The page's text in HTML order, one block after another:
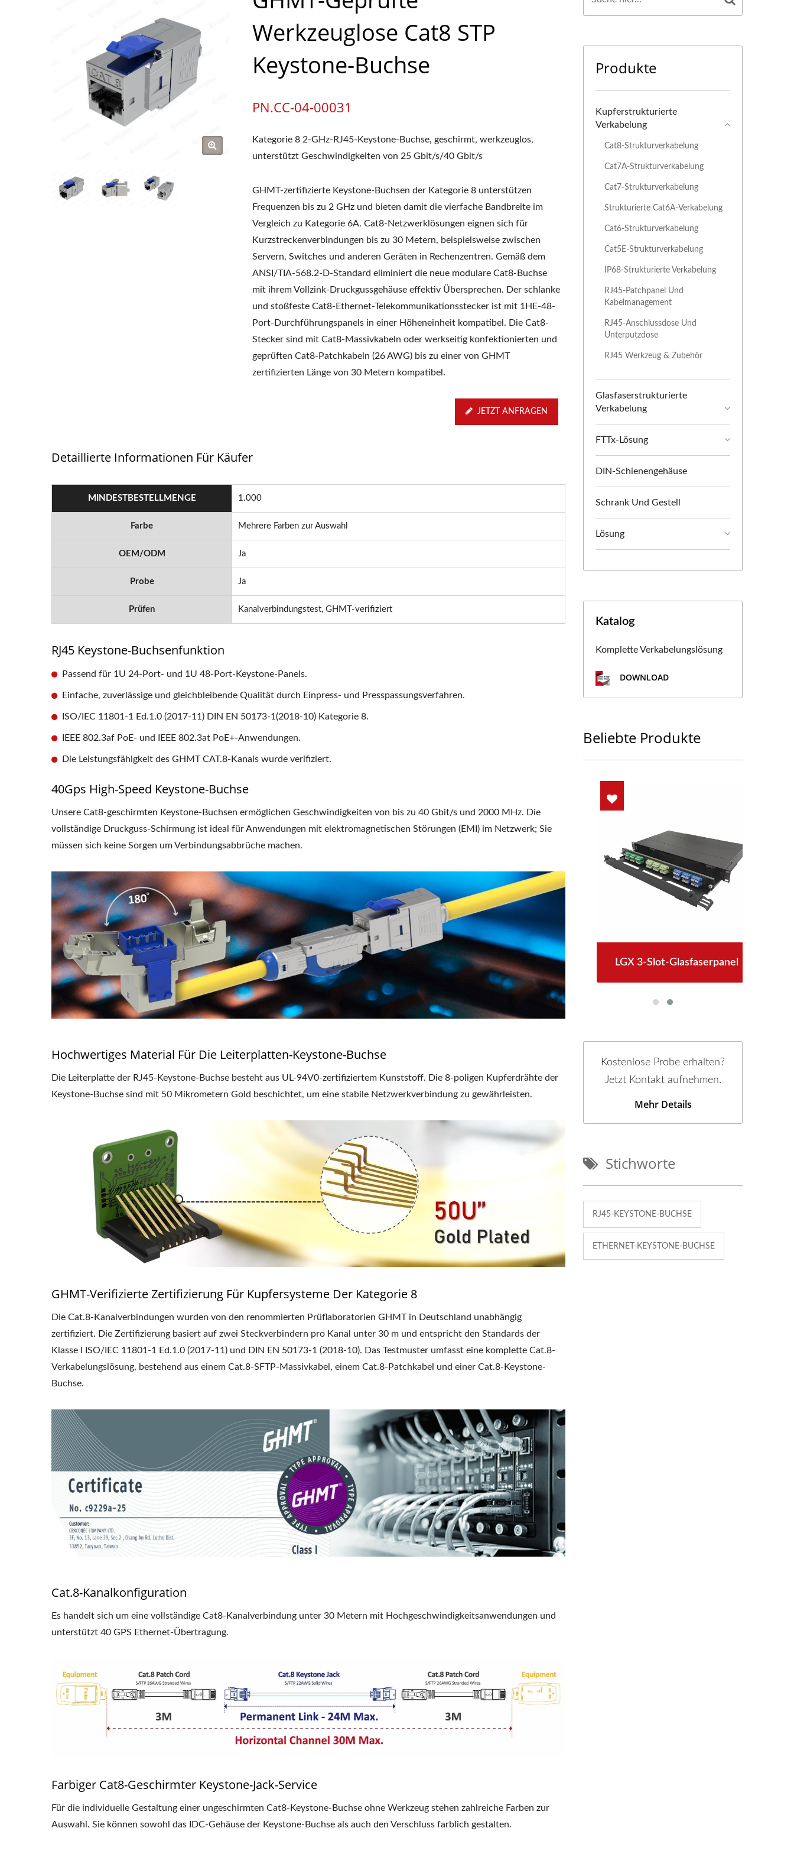
Werkzeuglose Cat8 STP
Keystone-Buchse
PN.CC-04-00031
Kategorie 8 2-GHz-RJ45-Keystone-Buchse, geschirmt, werkzeuglos,
unterstützt Geschwindigkeiten von 25 Gbit/s/40 Gbit/s
GHMT-zertifizierte Keystone-Buchsen der Kategorie 8 unterstützen
Frequenzen bis zu 2 GHz und bieten damit die vierfache Bandbreite im
Vergleich zu Kategorie 6A. Cat8-Netzwerklösungen eignen sich für
Kurzstreckenverbindungen bis zu 30 Metern, beispielsweise zwischen
Servern, Switches und anderen Geräten in Rechenzentren. Gemäß dem
ANSI/TIA-568.2-D-Standard eliminiert die neue modulare Cat8-Buchse
mit ihrem Vollzink-Druckgussgehäuse effektiv Übersprechen. Der schlanke
und stoßfeste Cat8-Ethernet-Telekommunikationsstecker ist mit 1HE-48-
Port-Durchführungspanels in einer Höheneinheit kompatibel. Die Cat8-
Stecker sind mit Cat8-Massivkabeln oder werkseitig konfektionierten und
geprüften Cat8-Patchkabeln (26 AWG) bis zu einer von GHMT
zertifizierten Länge von 30 Metern kompatibel.
JETZT ANFRAGEN
Detaillierte Informationen Für Käufer
MINDESTBESTELLMENGE 1.000
Farbe Mehrere Farben zur Auswahl
OEM/ODM Ja
Probe Ja
Prüfen Kanalverbindungstest, GHMT-verifiziert
RJ45 Keystone-Buchsenfunktion
Passend für 1U 24-Port- und 1U 48-Port-Keystone-Panels.
Einfache, zuverlässige und gleichbleibende Qualität durch Einpress- und Presspassungsverfahren.
ISO/IEC 11801-1 Ed.1.0 (2017-11) DIN EN 50173-1(2018-10) Kategorie 8.
IEEE 802.3af PoE- und IEEE 802.3at PoE+-Anwendungen.
Die Leistungsfähigkeit des GHMT CAT.8-Kanals wurde verifiziert.
40Gps High-Speed ​​Keystone-Buchse
Unsere Cat8-geschirmten Keystone-Buchsen ermöglichen Geschwindigkeiten von bis zu 40 Gbit/s und 2000 MHz. Die
vollständige Druckguss-Schirmung ist ideal für Anwendungen mit elektromagnetischen Störungen (EMI) im Netzwerk; Sie
müssen sich keine Sorgen um Verbindungsabbrüche machen.
Hochwertiges Material Für Die Leiterplatten-Keystone-Buchse
Die Leiterplatte der RJ45-Keystone-Buchse besteht aus UL-94V0-zertifiziertem Kunststoff. Die 8-poligen Kupferdrähte der
Keystone-Buchse sind mit 50 Mikrometern Gold beschichtet, um eine stabile Netzwerkverbindung zu gewährleisten.
GHMT-Verifizierte Zertifizierung Für Kupfersysteme Der Kategorie 8
Die Cat.8-Kanalverbindungen wurden von den renommierten Prüflaboratorien GHMT in Deutschland unabhängig
zertifiziert. Die Zertifizierung basiert auf zwei Steckverbindern pro Kanal unter 30 m und entspricht den Standards der
Klasse I ISO/IEC 11801-1 Ed.1.0 (2017-11) und DIN EN 50173-1 (2018-10). Das Testmuster umfasst eine komplette Cat.8-
Verkabelungslösung, bestehend aus einem Cat.8-SFTP-Massivkabel, einem Cat.8-Patchkabel und einer Cat.8-Keystone-
Buchse.
Cat.8-Kanalkonfiguration
Es handelt sich um eine vollständige Cat8-Kanalverbindung unter 30 Metern mit Hochgeschwindigkeitsanwendungen und
unterstützt 40 GPS Ethernet-Übertragung.
Farbiger Cat8-Geschirmter Keystone-Jack-Service
Für die individuelle Gestaltung einer ungeschirmten Cat8-Keystone-Buchse ohne Werkzeug stehen zahlreiche Farben zur
Auswahl. Sie können sowohl das IDC-Gehäuse der Keystone-Buchse als auch den Verschluss farblich gestalten.
Produkte
Kupferstrukturierte
Verkabelung
Cat8-Strukturverkabelung
Cat7A-Strukturverkabelung
Cat7-Strukturverkabelung
Strukturierte Cat6A-Verkabelung
Cat6-Strukturverkabelung
Cat5E-Strukturverkabelung
IP68-Strukturierte Verkabelung
RJ45-Patchpanel Und
Kabelmanagement
RJ45-Anschlussdose Und
Unterputzdose
RJ45 Werkzeug & Zubehör
Glasfaserstrukturierte
Verkabelung
FTTx-Lösung
DIN-Schienengehäuse
Schrank Und Gestell
Lösung
Katalog
Komplette Verkabelungslösung
DOWNLOAD
Beliebte Produkte
4PPoE Keystone-Buchse LGX 3-Slot-Glasfaserpanel 4PPoE Keystone-Buchse LGX 3-Slot-Glasfaserpanel
Kostenlose Probe erhalten?
Jetzt Kontakt aufnehmen.
Mehr Details
Stichworte
RJ45-KEYSTONE-BUCHSE
ETHERNET-KEYSTONE-BUCHSE